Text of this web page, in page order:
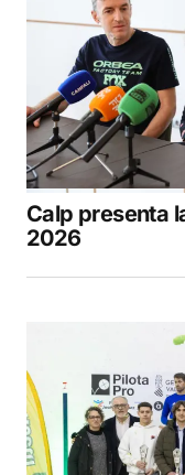
Calp presenta
2026